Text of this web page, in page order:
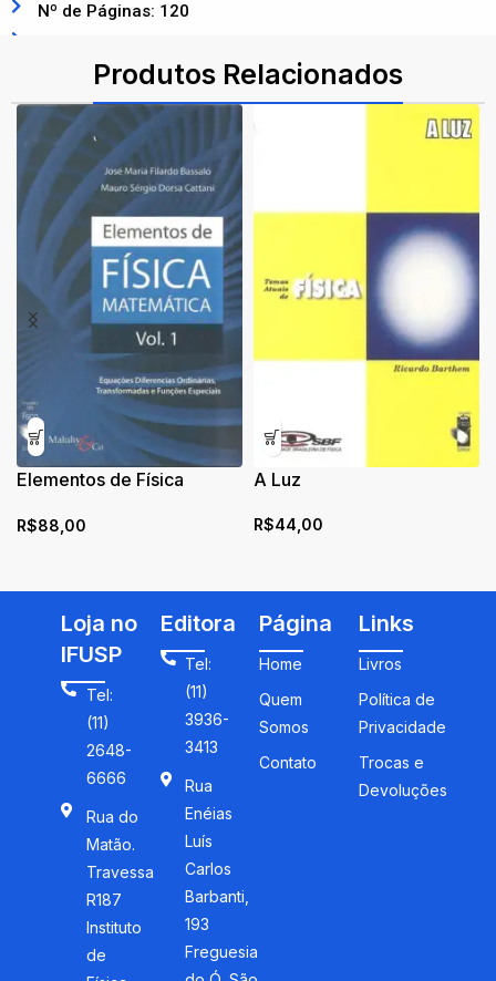
Nº de Páginas: 120
Produtos Relacionados
Elementos de Física
Diferenciais Ordinárias,
R$88,00
A Luz
R$44,00
Loja no
IFUSP
Tel:
(11)
2648-
6666
Rua do
Matão.
Travessa
R187
Instituto
de
Editora
Tel:
(11)
3936-
3413
Rua
Enéias
Luís
Carlos
Barbanti,
193
Freguesia
Página
Home
Quem
Somos
Contato
Links
Livros
Política de
Privacidade
Trocas e
Devoluções